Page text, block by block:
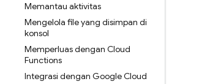
Memantau aktivitas
Mengelola file yang disimpan di
konsol
Memperluas dengan Cloud
Functions
Integrasi dengan Google Cloud